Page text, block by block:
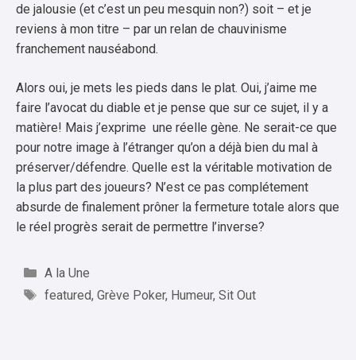
de jalousie (et c’est un peu mesquin non?) soit – et je
reviens à mon titre – par un relan de chauvinisme
franchement nauséabond.
Alors oui, je mets les pieds dans le plat. Oui, j’aime me
faire l’avocat du diable et je pense que sur ce sujet, il y a
matière! Mais j’exprime une réelle gène. Ne serait-ce que
pour notre image à l’étranger qu’on a déjà bien du mal à
préserver/défendre. Quelle est la véritable motivation de
la plus part des joueurs? N’est ce pas complétement
absurde de finalement prôner la fermeture totale alors que
le réel progrès serait de permettre l’inverse?
Catégories
A la Une
Étiquettes
featured, Grève Poker, Humeur, Sit Out